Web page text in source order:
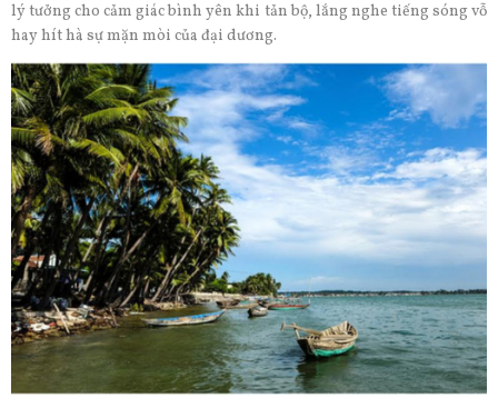
lý tưởng cho cảm giác bình yên khi tản bộ, lắng nghe tiếng sóng vỗ
hay hít hà sự mặn mòi của đại dương.